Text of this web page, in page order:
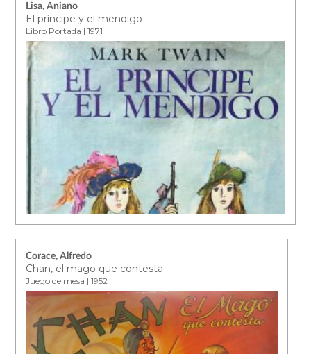
Lisa, Aniano
El príncipe y el mendigo
Libro Portada | 1971
Corace, Alfredo
Chan, el mago que contesta
Juego de mesa | 1952